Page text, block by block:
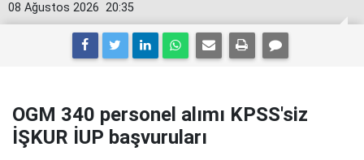
20:35
08 Ağustos 2026
OGM 340 personel alımı KPSS'siz
İŞKUR İUP başvuruları